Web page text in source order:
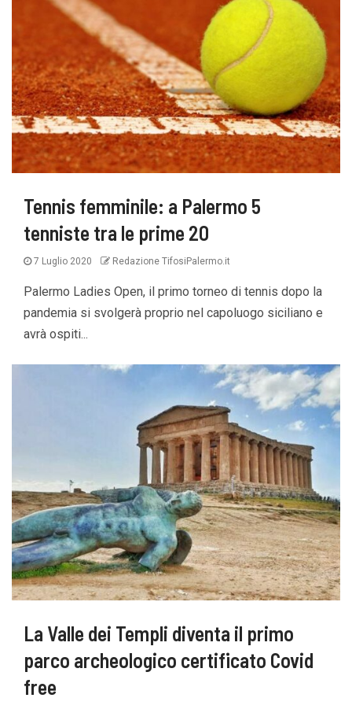
Tennis femminile: a Palermo 5
tenniste tra le prime 20
7 Luglio 2020 Redazione TifosiPalermo.it
Palermo Ladies Open, il primo torneo di tennis dopo la
pandemia si svolgerà proprio nel capoluogo siciliano e
avrà ospiti...
La Valle dei Templi diventa il primo
parco archeologico certificato Covid
free